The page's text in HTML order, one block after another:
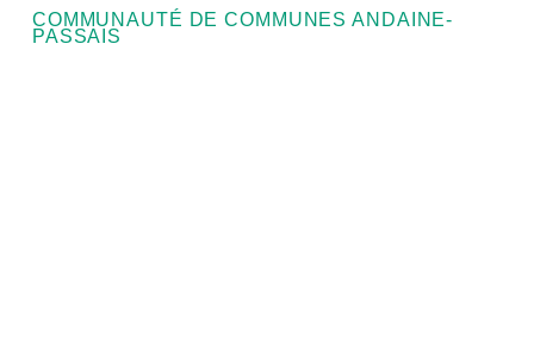
COMMUNAUTÉ DE COMMUNES ANDAINE-
PASSAIS